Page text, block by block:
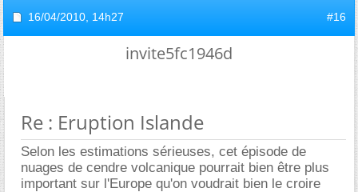
16/04/2010, 14h27 #16
invite5fc1946d
Re : Eruption Islande
Selon les estimations sérieuses, cet épisode de
nuages de cendre volcanique pourrait bien être plus
important sur l'Europe qu'on voudrait bien le croire